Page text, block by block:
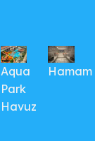
Aqua
Park
Havuz
Hamam